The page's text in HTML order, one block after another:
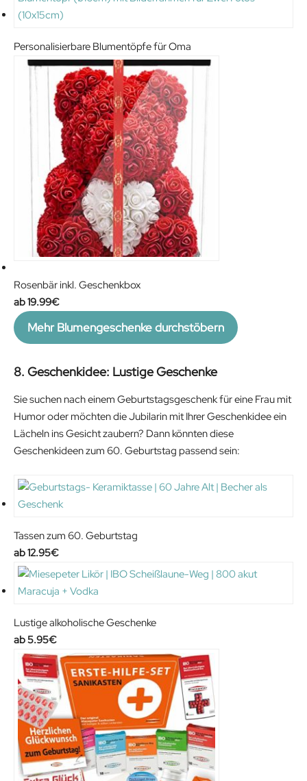
Personalisierbare Blumentöpfe für Oma
Rosenbär inkl. Geschenkbox
19.99€
Mehr Blumengeschenke durchstöbern
8. Geschenkidee: Lustige Geschenke
Sie suchen nach einem Geburtstagsgeschenk für eine Frau mit
Humor oder möchten die Jubilarin mit Ihrer Geschenkidee ein
Lächeln ins Gesicht zaubern? Dann könnten diese
Geschenkideen zum 60. Geburtstag passend sein:
Tassen zum 60. Geburtstag
12.95€
Lustige alkoholische Geschenke
5.95€